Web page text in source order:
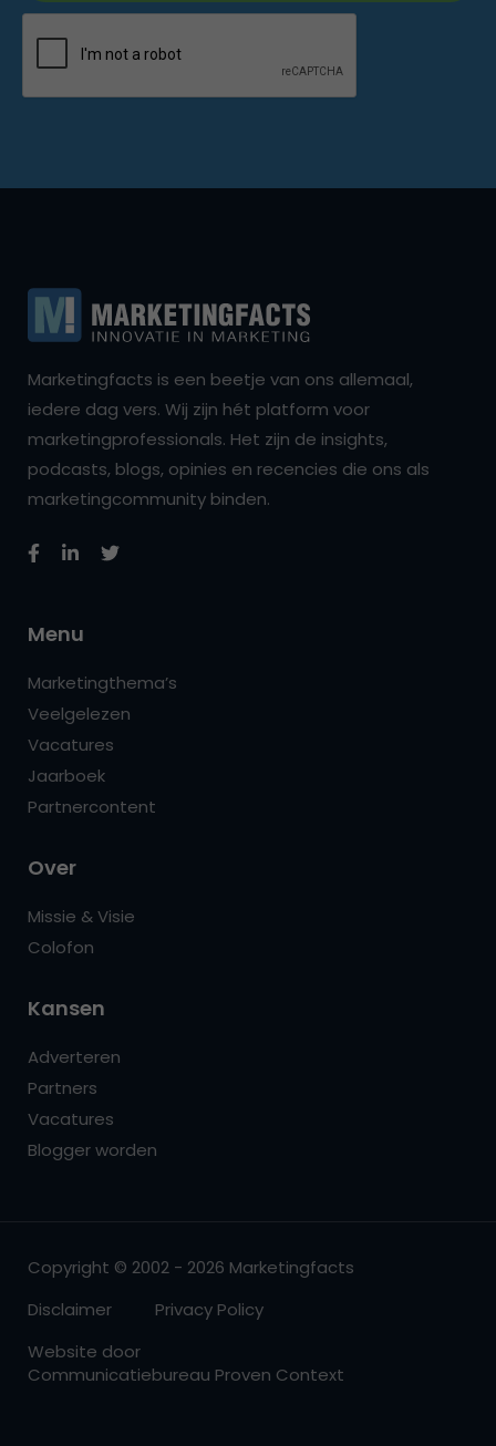
Marketingfacts is een beetje van ons allemaal,
iedere dag vers. Wij zijn hét platform voor
marketingprofessionals. Het zijn de insights,
podcasts, blogs, opinies en recencies die ons als
marketingcommunity binden.
Menu
Marketingthema’s
Veelgelezen
Vacatures
Jaarboek
Partnercontent
Over
Missie & Visie
Colofon
Kansen
Adverteren
Partners
Vacatures
Blogger worden
Copyright © 2002 - 2026 Marketingfacts
Disclaimer
Privacy Policy
Website door
Communicatiebureau Proven Context